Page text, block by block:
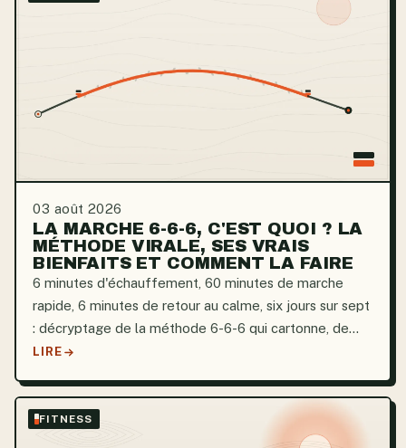
03 août 2026
LA MARCHE 6-6-6, C'EST QUOI ? LA
MÉTHODE VIRALE, SES VRAIS
BIENFAITS ET COMMENT LA FAIRE
6 minutes d'échauffement, 60 minutes de marche
rapide, 6 minutes de retour au calme, six jours sur sept
: décryptage de la méthode 6-6-6 qui cartonne, de
ses bienfaits réels et de la bonne façon de s'y mettre.
LIRE
FITNESS